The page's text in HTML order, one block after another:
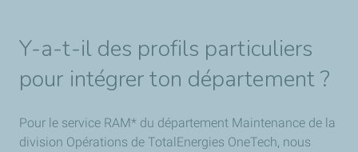
Y-a-t-il des profils particuliers
pour intégrer ton département ?
Pour le service RAM* du département Maintenance de la
division Opérations de TotalEnergies OneTech, nous